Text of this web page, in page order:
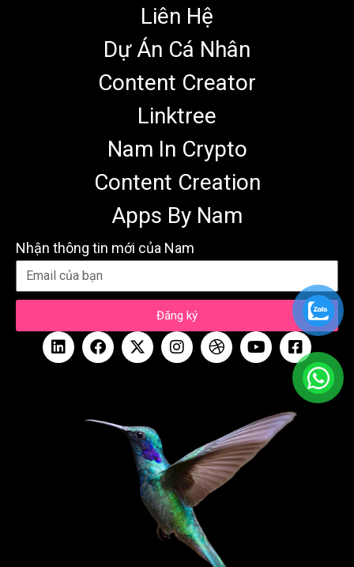
Liên Hệ
Dự Án Cá Nhân
Content Creator
Linktree
Nam In Crypto
Content Creation
Apps By Nam
Nhận thông tin mới của Nam
Đăng ký